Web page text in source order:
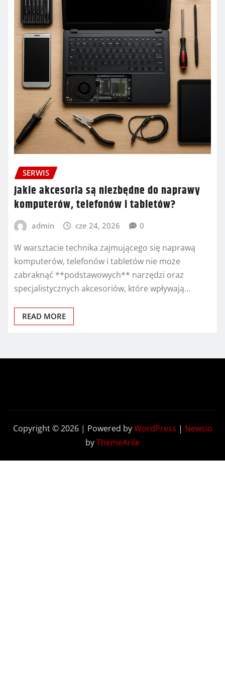
SERWIS
Jakie akcesoria są niezbędne do naprawy
komputerów, telefonów i tabletów?
admin cze 24, 2026 0
W warsztacie technika zajmującego się naprawą
komputerów, telefonów i tabletów nie może
zabraknąć **podstawowych** narzędzi oraz
specjalistycznych akcesoriów, które wpływają…
READ MORE
Copyright © 2026 | Powered byWordPress | Newsio
byThemeArile